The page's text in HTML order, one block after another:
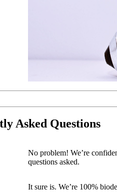
Asked Questions
No problem! We’re
questions asked.
It sure is. We’re 100%